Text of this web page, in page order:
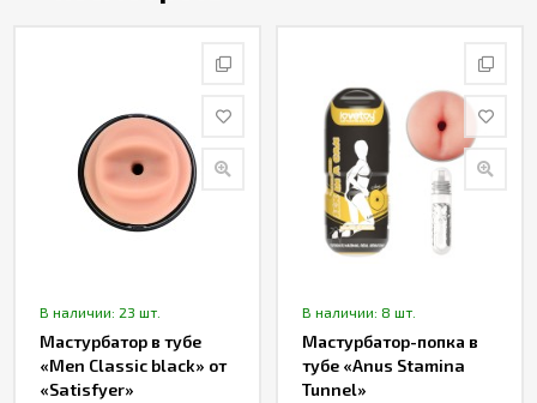
В наличии: 23 шт.
Мастурбатор в тубе
«Men Classic black» от
«Satisfyer»
В наличии: 8 шт.
Мастурбатор-попка в
тубе «Anus Stamina
Tunnel»